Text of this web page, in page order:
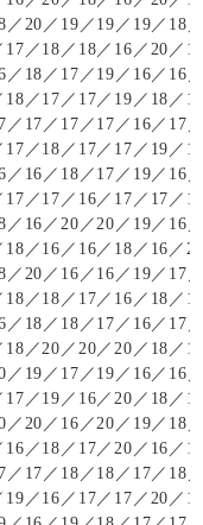
／20／19／19／19／18
／18／18／16／20／
18／17／19／16／16
／17／17／19／18／
／17／17／17／16／17
／18／17／17／19／
／16／18／17／19／16
／17／16／17／17／
／16／20／20／19／16
／16／16／18／16／
／20／16／16／19／17
／18／17／16／18／
／18／18／17／16／17
／20／20／20／18／
／19／17／19／16／16
／19／16／20／18／
／20／16／20／19／18
／18／17／20／16／
／17／18／18／17／18
／16／17／17／20／